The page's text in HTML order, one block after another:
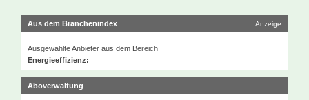
Aus dem Branchenindex Anzeige
Ausgewählte Anbieter aus dem Bereich
Energieeffizienz:
Aboverwaltung